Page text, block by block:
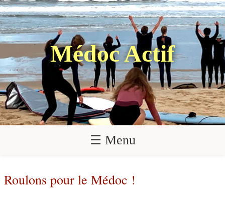
Médoc Actif
☰ Menu
Roulons pour le Médoc !